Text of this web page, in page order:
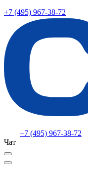
+7 (495) 967-38-72
+7 (495) 967-38-72
Чат